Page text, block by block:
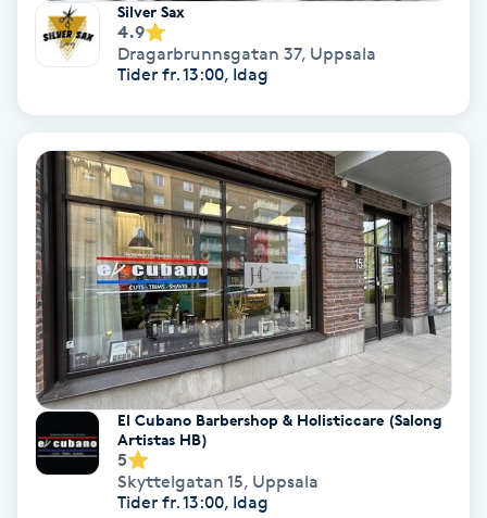
Sjukgymnastik
Skalpmassage
Sklerosering
Skoinlägg
Skägg
Skäggfärgning
Skäggklippning
Skäggtrimmning
Silver Sax
4.9
Dragarbrunnsgatan 37, Uppsala
Tider fr. 13:00, Idag
El Cubano Barbershop & Holisticcare (Salong
Artistas HB)
5
Skyttelgatan 15, Uppsala
Tider fr. 13:00, Idag